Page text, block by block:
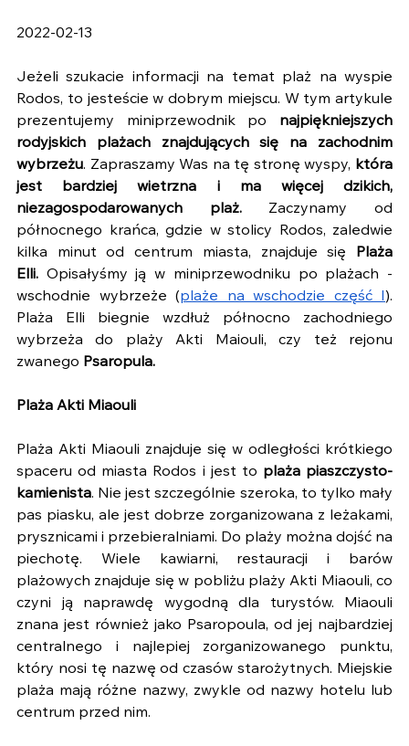
2022-02-13
Jeżeli szukacie informacji na temat plaż na wyspie
Rodos, to jesteście w dobrym miejscu. W tym artykule
prezentujemy miniprzewodnik po najpiękniejszych
rodyjskich plażach znajdujących się na zachodnim
wybrzeżu. Zapraszamy Was na tę stronę wyspy, która
jest bardziej wietrzna i ma więcej dzikich,
niezagospodarowanych plaż. Zaczynamy od
północnego krańca, gdzie w stolicy Rodos, zaledwie
kilka minut od centrum miasta, znajduje się
Plaża
Elli. Opisałyśmy ją w miniprzewodniku po plażach -
wschodnie wybrzeże (plaże na wschodzie część I ).
Plaża Elli biegnie wzdłuż północno zachodniego
wybrzeża do plaży Akti Maiouli, czy też rejonu
zwanego Psaropula.
Plaża Akti Miaouli
Plaża Akti Miaouli znajduje się w odległości krótkiego
spaceru od miasta Rodos i jest to plaża piaszczysto-
kamienista. Nie jest szczególnie szeroka, to tylko mały
pas piasku, ale jest dobrze zorganizowana z leżakami,
prysznicami i przebieralniami. Do plaży można dojść na
piechotę. Wiele kawiarni, restauracji i barów
plażowych znajduje się w pobliżu plaży Akti Miaouli, co
czyni ją naprawdę wygodną dla turystów. Miaouli
znana jest również jako Psaropoula, od jej najbardziej
centralnego i najlepiej zorganizowanego punktu,
który nosi tę nazwę od czasów starożytnych. Miejskie
plaża mają różne nazwy, zwykle od nazwy hotelu lub
centrum przed nim.